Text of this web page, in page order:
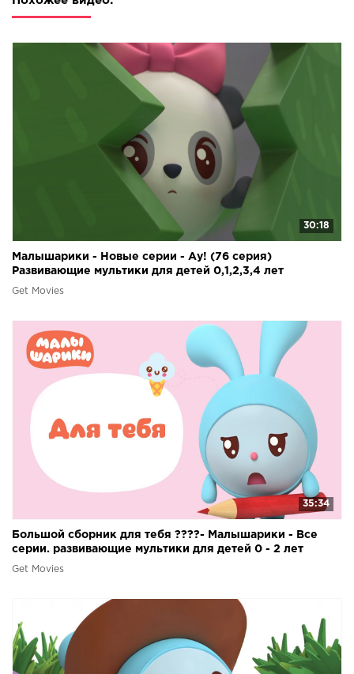
30:18
Малышарики - Новые серии - Ау! (76 серия)
Развивающие мультики для детей 0,1,2,3,4 лет
Get Movies
35:34
Большой сборник для тебя ????- Малышарики - Все
серии. развивающие мультики для детей 0 - 2 лет
Get Movies